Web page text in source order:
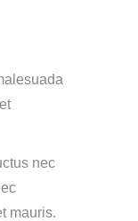
nec
mauris.